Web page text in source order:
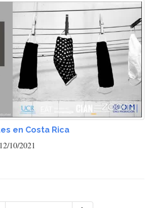
en Costa Rica
10/2021